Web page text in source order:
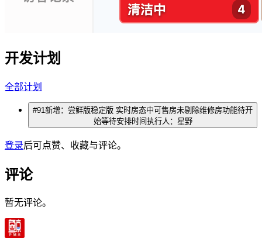
开发计划
全部计划
#91新增：尝鲜版稳定版 实时房态中可售房未剔除维修房功能待开
始等待安排时间执行人： 星野
登录后可点赞、收藏与评论。
评论
暂无评论。